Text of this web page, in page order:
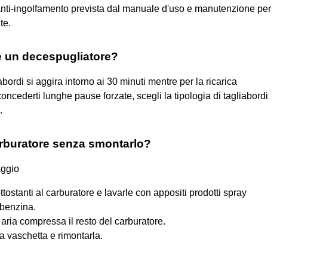
ingolfamento prevista dal manuale d'uso e manutenzione per
un decespugliatore?
si aggira intorno ai 30 minuti mentre per la ricarica
lunghe pause forzate, scegli la tipologia di tagliabordi
senza smontarlo?
al carburatore e lavarle con appositi prodotti spray
compressa il resto del carburatore.
vaschetta e rimontarla.